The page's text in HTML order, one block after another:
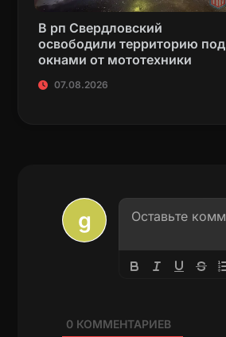
В рп Свердловский
освободили территорию под
окнами от мототехники
07.08.2026
0КОММЕНТАРИЕВ